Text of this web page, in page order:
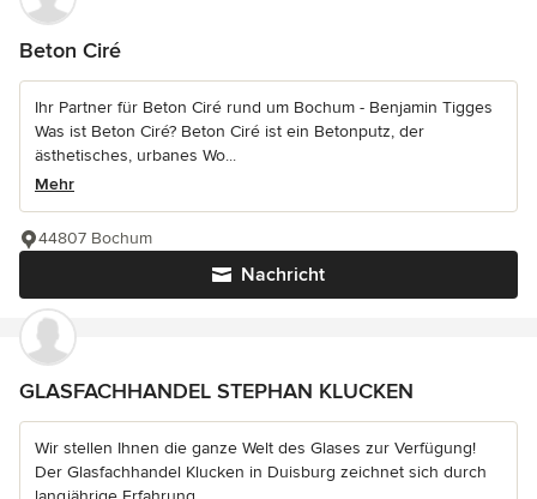
Beton Ciré
Ihr Partner für Beton Ciré rund um Bochum - Benjamin Tigges
Was ist Beton Ciré? Beton Ciré ist ein Betonputz, der
ästhetisches, urbanes Wo...
Mehr
Nachricht
44807 Bochum
GLASFACHHANDEL STEPHAN KLUCKEN
Wir stellen Ihnen die ganze Welt des Glases zur Verfügung!
Der Glasfachhandel Klucken in Duisburg zeichnet sich durch